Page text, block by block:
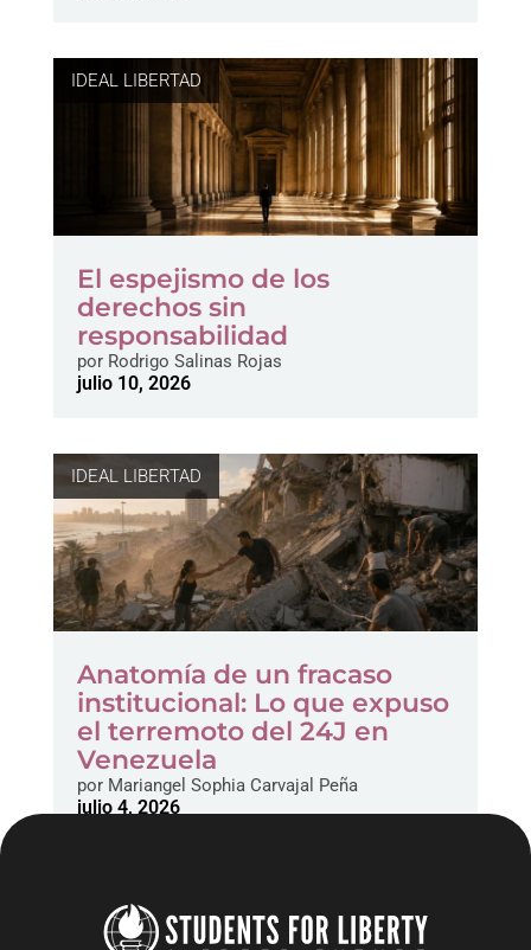
IDEAL LIBERTAD
El espejismo de los
derechos sin
responsabilidad
porRodrigo Salinas Rojas
julio 10, 2026
IDEAL LIBERTAD
Anatomía de un fracaso
institucional: Lo que expuso
el terremoto del 24J en
Venezuela
porMariangel Sophia Carvajal Peña
julio 4, 2026